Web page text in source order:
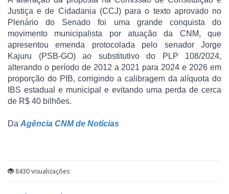
Justiça e de Cidadania (CCJ) para o texto aprovado no
Plenário do Senado foi uma grande conquista do
movimento municipalista por atuação da CNM, que
apresentou emenda protocolada pelo senador Jorge
Kajuru (PSB-GO) ao substitutivo do PLP 108/2024,
alterando o período de 2012 a 2021 para 2024 e 2026 em
proporção do PIB, corrigindo a calibragem da alíquota do
IBS estadual e municipal e evitando uma perda de cerca
de R$ 40 bilhões.
Da Agência CNM de Notícias
8430 visualizações